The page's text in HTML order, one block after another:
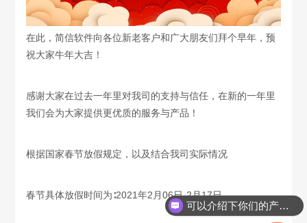
在此，简信软件向各位新老客户和广大朋友们拜个早年，预
祝大家牛年大吉！
感谢大家在过去一年里对我司的支持与信任，在新的一年里
我们会为大家提供更优质的服务与产品！
根据国家春节放假规定，以及结合我司实际情况
春节具体放假时间为∶2021年2月06日-2月17日
可以介绍下你们的产品么